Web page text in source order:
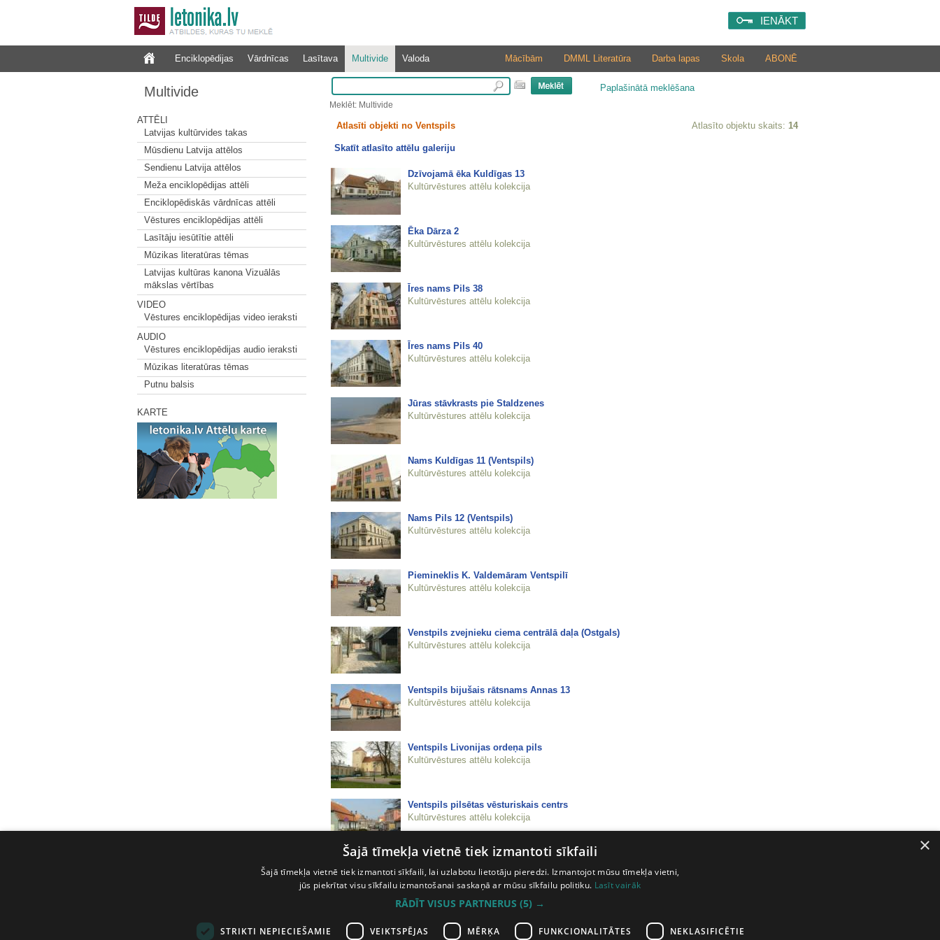
IENĀKT
Enciklopēdijas Vārdnīcas Lasītava Multivide Valoda ABONĒ
Skola
Darba lapas
DMML Literatūra
Mācībām
Multivide
ATTĒLI
Latvijas kultūrvides takas
Mūsdienu Latvija attēlos
Sendienu Latvija attēlos
Meža enciklopēdijas attēli
Enciklopēdiskās vārdnīcas attēli
Vēstures enciklopēdijas attēli
Lasītāju iesūtītie attēli
Mūzikas literatūras tēmas
Latvijas kultūras kanona Vizuālās
mākslas vērtības
VIDEO
Vēstures enciklopēdijas video ieraksti
AUDIO
Vēstures enciklopēdijas audio ieraksti
Mūzikas literatūras tēmas
Putnu balsis
KARTE
Paplašinātā meklēšana
Meklēt: Multivide
Atlasīti objekti no Ventspils Atlasīto objektu skaits: 14
Skatīt atlasīto attēlu galeriju
Dzīvojamā ēka Kuldīgas 13
Kultūrvēstures attēlu kolekcija
Ēka Dārza 2
Kultūrvēstures attēlu kolekcija
Īres nams Pils 38
Kultūrvēstures attēlu kolekcija
Īres nams Pils 40
Kultūrvēstures attēlu kolekcija
Jūras stāvkrasts pie Staldzenes
Kultūrvēstures attēlu kolekcija
Nams Kuldīgas 11 (Ventspils)
Kultūrvēstures attēlu kolekcija
Nams Pils 12 (Ventspils)
Kultūrvēstures attēlu kolekcija
Piemineklis K. Valdemāram Ventspilī
Kultūrvēstures attēlu kolekcija
Venstpils zvejnieku ciema centrālā daļa (Ostgals)
Kultūrvēstures attēlu kolekcija
Ventspils bijušais rātsnams Annas 13
Kultūrvēstures attēlu kolekcija
Ventspils Livonijas ordeņa pils
Kultūrvēstures attēlu kolekcija
Ventspils pilsētas vēsturiskais centrs
Kultūrvēstures attēlu kolekcija
Ventspils Sv. Nikolaja luterāņu baznīca
Kultūrvēstures attēlu kolekcija
Kultūrvēstures attēlu kolekcija
×
Šajā tīmekļa vietnē tiek izmantoti sīkfaili
Šajā tīmekļa vietnē tiek izmantoti sīkfaili, lai uzlabotu lietotāju pieredzi. Izmantojot mūsu tīmekļa vietni,
jūs piekrītat visu sīkfailu izmantošanai saskaņā ar mūsu sīkfailu politiku. Lasīt vairāk
RĀDĪT VISUS PARTNERUS (5) →
STRIKTI NEPIECIEŠAMIE VEIKTSPĒJAS MĒRĶA FUNKCIONALITĀTES NEKLASIFICĒTIE